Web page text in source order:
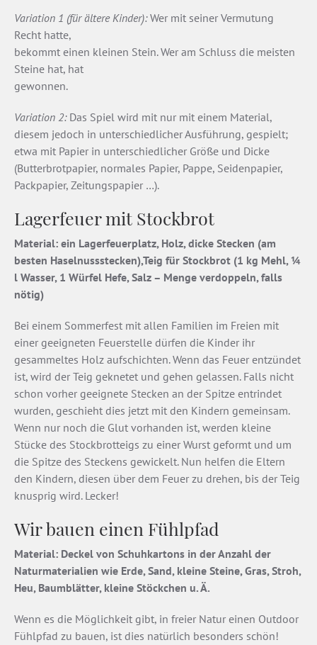
Variation 1 (für ältere Kinder):Wer mit seiner Vermutung
Recht hatte,
bekommt einen kleinen Stein. Wer am Schluss die meisten
Steine hat, hat
gewonnen.
Variation 2:Das Spiel wird mit nur mit einem Material,
diesem jedoch in unterschiedlicher Ausführung, gespielt;
etwa mit Papier in unterschiedlicher Größe und Dicke
(Butterbrotpapier, normales Papier, Pappe, Seidenpapier,
Packpapier, Zeitungspapier …).
Lagerfeuer mit Stockbrot
Material: ein Lagerfeuerplatz, Holz, dicke Stecken (am
besten Haselnussstecken),Teig für Stockbrot (1 kg Mehl, ¼
l Wasser, 1 Würfel Hefe, Salz – Menge verdoppeln, falls
nötig)
Bei einem Sommerfest mit allen Familien im Freien mit
einer geeigneten Feuerstelle dürfen die Kinder ihr
gesammeltes Holz aufschichten. Wenn das Feuer entzündet
ist, wird der Teig geknetet und gehen gelassen. Falls nicht
schon vorher geeignete Stecken an der Spitze entrindet
wurden, geschieht dies jetzt mit den Kindern gemeinsam.
Wenn nur noch die Glut vorhanden ist, werden kleine
Stücke des Stockbrotteigs zu einer Wurst geformt und um
die Spitze des Steckens gewickelt. Nun helfen die Eltern
den Kindern, diesen über dem Feuer zu drehen, bis der Teig
knusprig wird. Lecker!
Wir bauen einen Fühlpfad
Material: Deckel von Schuhkartons in der Anzahl der
Naturmaterialien wie Erde, Sand, kleine Steine, Gras, Stroh,
Heu, Baumblätter, kleine Stöckchen u. Ä.
Wenn es die Möglichkeit gibt, in freier Natur einen Outdoor
Fühlpfad zu bauen, ist dies natürlich besonders schön!